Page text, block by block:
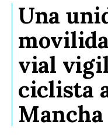
Una
vial
ciclista
Mancha